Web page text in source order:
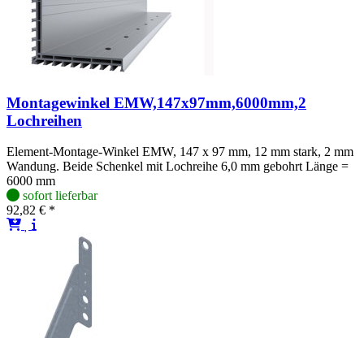
Montagewinkel EMW,147x97mm,6000mm,2
Lochreihen
Element-Montage-Winkel EMW, 147 x 97 mm, 12 mm stark, 2 mm
Wandung. Beide Schenkel mit Lochreihe 6,0 mm gebohrt Länge =
6000 mm
sofort lieferbar
92,82 € *